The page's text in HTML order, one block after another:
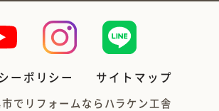
ーポリシー サイトマップ
でリフォームならハラケン工舎